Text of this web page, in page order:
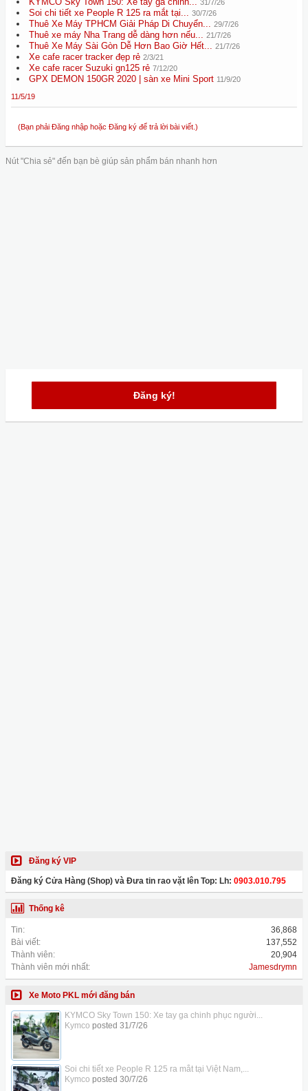
31/7/26
Soi chi tiết xe People R 125 ra mắt tại... 30/7/26
Thuê Xe Máy TPHCM Giải Pháp Di Chuyển... 29/7/26
Thuê xe máy Nha Trang dễ dàng hơn nếu... 21/7/26
Thuê Xe Máy Sài Gòn Dễ Hơn Bao Giờ Hết... 21/7/26
Xe cafe racer tracker đẹp rẻ 2/3/21
Xe cafe racer Suzuki gn125 rẻ 7/12/20
GPX DEMON 150GR 2020 | sàn xe Mini Sport 11/9/20
11/5/19
(Bạn phải Đăng nhập hoặc Đăng ký để trả lời bài viết.)
Nút "Chia sẻ" đến bạn bè giúp sản phẩm bán nhanh hơn
Đăng ký!
Đăng ký VIP
Đăng ký Cửa Hàng (Shop) và Đưa tin rao vặt lên Top: Lh: 0903.010.795
Thống kê
Tin:
36,868
Bài viết:
137,552
Thành viên:
20,904
Thành viên mới nhất:
Jamesdrymn
Xe Moto PKL mới đăng bán
KYMCO Sky Town 150: Xe tay ga chinh phục người...
Kymco posted 31/7/26
Soi chi tiết xe People R 125 ra mắt tại Việt Nam,...
Kymco posted 30/7/26